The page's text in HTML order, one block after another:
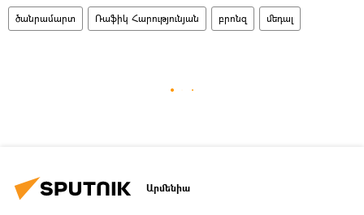
ծանրամարտ Ռաֆիկ Հարությունյան բրոնզ մեդալ
Արմենիա